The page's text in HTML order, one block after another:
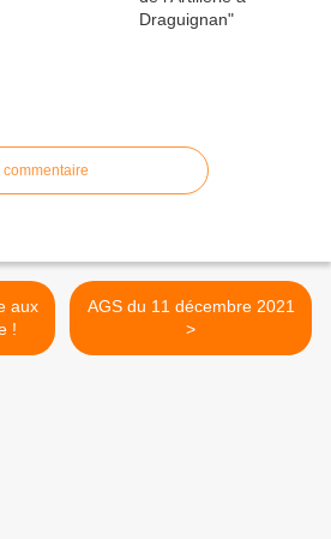
!
AGS du 11 décembre 2021
>